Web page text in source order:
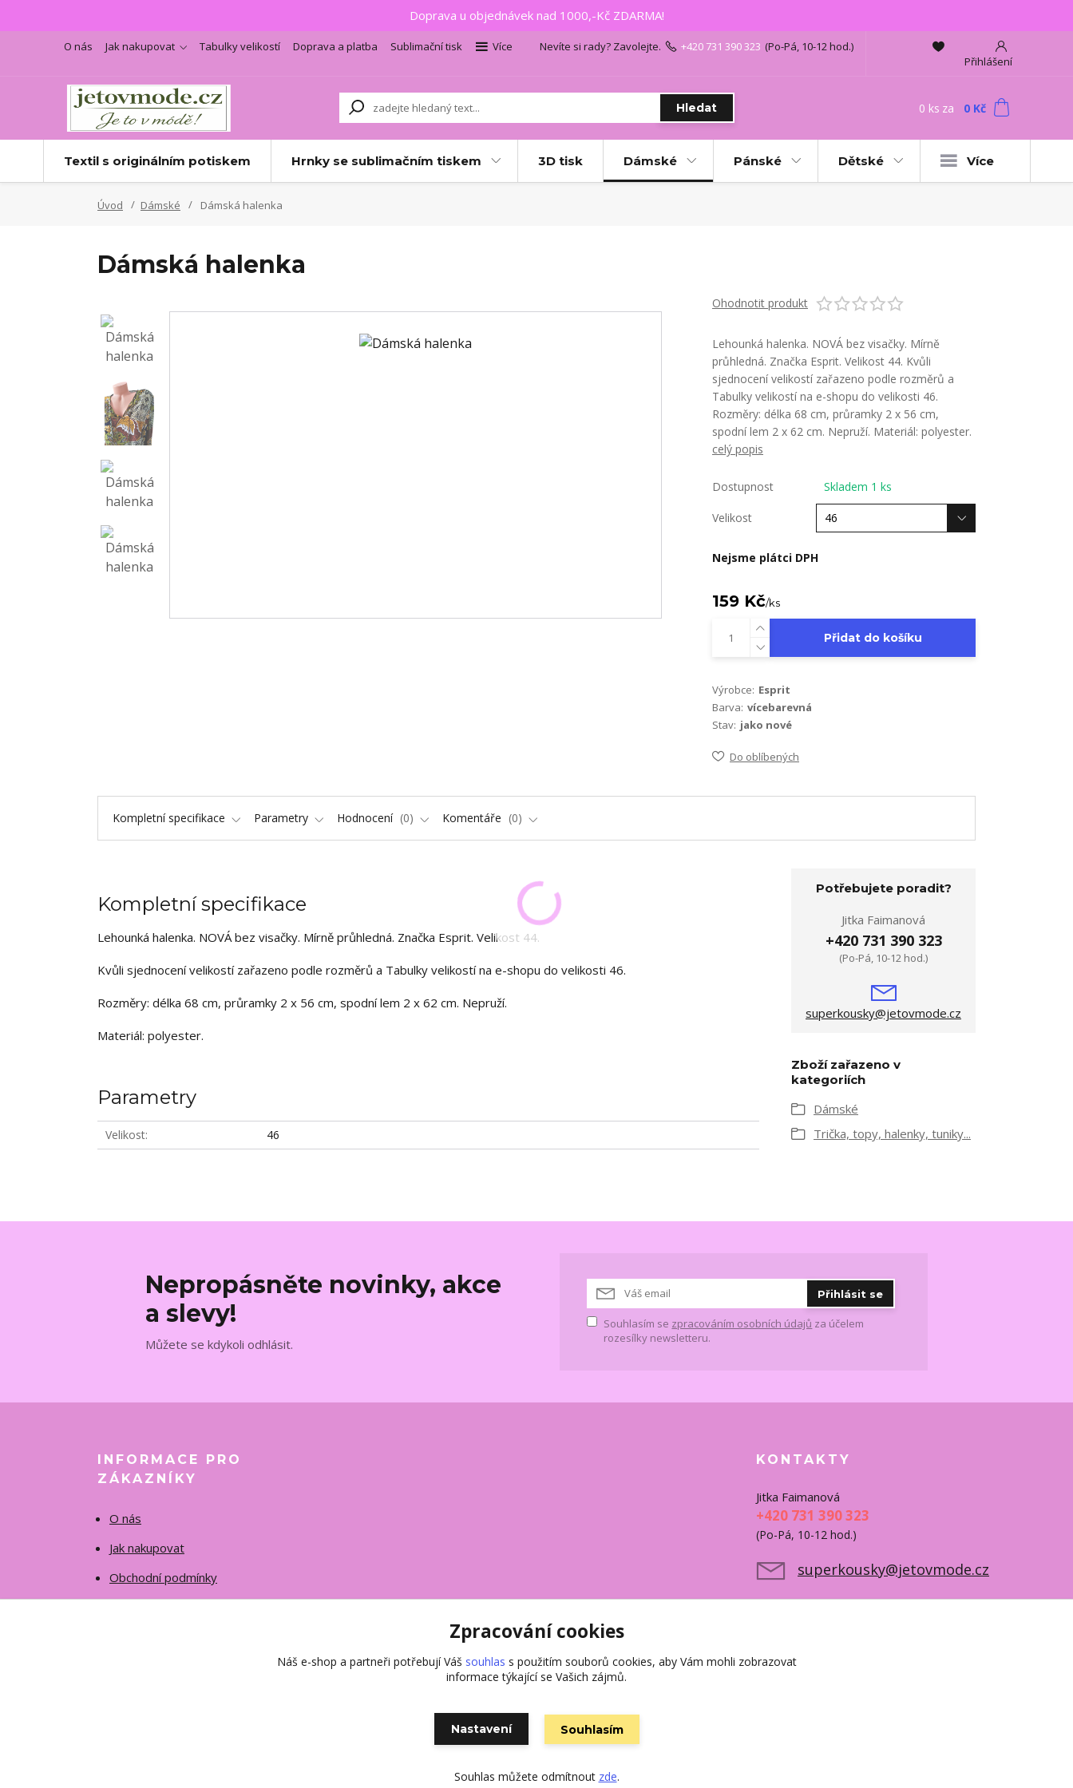
Doprava u objednávek nad 1000,-Kč ZDARMA!
O nás Jak nakupovat Tabulky velikostí Doprava a platba Sublimační tisk
Více
Přihlášení
Hledat
Nevíte si rady? Zavolejte. +420 731 390 323 (Po-Pá, 10-12 hod.)
0 ks za 0 Kč
Textil s originálním potiskem Hrnky se sublimačním tiskem 3D tisk Dámské Pánské Dětské Více
Úvod Dámské Dámská halenka
Dámská halenka
Ohodnotit produkt
Lehounká halenka. NOVÁ bez visačky. Mírně
průhledná. Značka Esprit. Velikost 44. Kvůli
sjednocení velikostí zařazeno podle rozměrů a
Tabulky velikostí na e-shopu do velikosti 46.
Rozměry: délka 68 cm, průramky 2 x 56 cm,
spodní lem 2 x 62 cm. Nepruží. Materiál: polyester.
celý popis
Dostupnost Skladem 1 ks
Velikost
Nejsme plátci DPH
159 Kč/ks
Přidat do košíku
Výrobce: Esprit
Barva: vícebarevná
Stav: jako nové
Do oblíbených
Kompletní specifikace Parametry Hodnocení 0 Komentáře 0
Kompletní specifikace
Lehounká halenka. NOVÁ bez visačky. Mírně průhledná. Značka Esprit. Velikost 44.
Kvůli sjednocení velikostí zařazeno podle rozměrů a Tabulky velikostí na e-shopu do velikosti 46.
Rozměry: délka 68 cm, průramky 2 x 56 cm, spodní lem 2 x 62 cm. Nepruží.
Materiál: polyester.
Parametry
Velikost 46
Potřebujete poradit?
Jitka Faimanová
+420 731 390 323
(Po-Pá, 10-12 hod.)
superkousky@jetovmode.cz
Zboží zařazeno v
kategoriích
Dámské
Trička, topy, halenky, tuniky...
Nepropásněte novinky, akce
a slevy!
Můžete se kdykoli odhlásit.
Přihlásit se
Souhlasím se zpracováním osobních údajů za účelem
rozesílky newsletteru.
INFORMACE PRO
ZÁKAZNÍKY
O nás
Jak nakupovat
Obchodní podmínky
KONTAKTY
Jitka Faimanová
+420 731 390 323
(Po-Pá, 10-12 hod.)
superkousky@jetovmode.cz
Vytvořeno na
Zpracování cookies
Náš e-shop a partneři potřebují Váš souhlas s použitím souborů cookies, aby Vám mohli zobrazovat
informace týkající se Vašich zájmů.
Nastavení Souhlasím
Souhlas můžete odmítnout zde.